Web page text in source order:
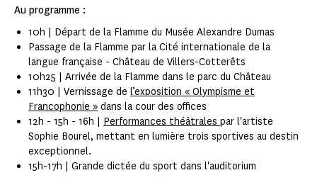
Au programme :
10h | Départ de la Flamme du Musée Alexandre Dumas
Passage de la Flamme par la Cité internationale de la
langue française - Château de Villers-Cotterêts
10h25 | Arrivée de la Flamme dans le parc du Château
11h30 | Vernissage de l’exposition « Olympisme et
Francophonie » dans la cour des offices
12h - 15h - 16h | Performances théâtrales par l'artiste
Sophie Bourel, mettant en lumière trois sportives au destin
exceptionnel.
15h-17h | Grande dictée du sport dans l'auditorium